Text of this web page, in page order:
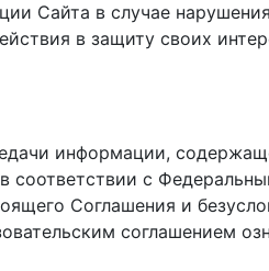
Сайта в случае
в защиту своих
информации,
соответствии с
Соглашения и
соглашением